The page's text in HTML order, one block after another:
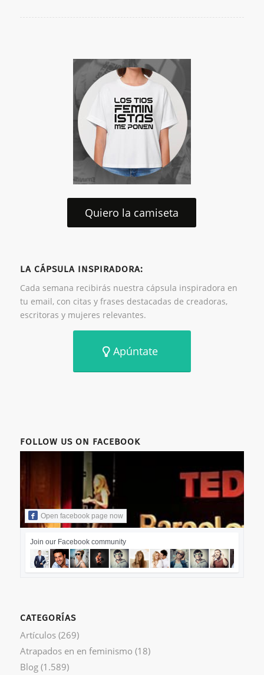
Quiero la camiseta
LA CÁPSULA INSPIRADORA:
Cada semana recibirás nuestra cápsula inspiradora en
tu email, con citas y frases destacadas de creadoras,
escritoras y mujeres relevantes.
Apúntate
FOLLOW US ON FACEBOOK
Open facebook page now
Join our Facebook community
CATEGORÍAS
Artículos(269)
Atrapados en en feminismo (18)
Blog(1.589)